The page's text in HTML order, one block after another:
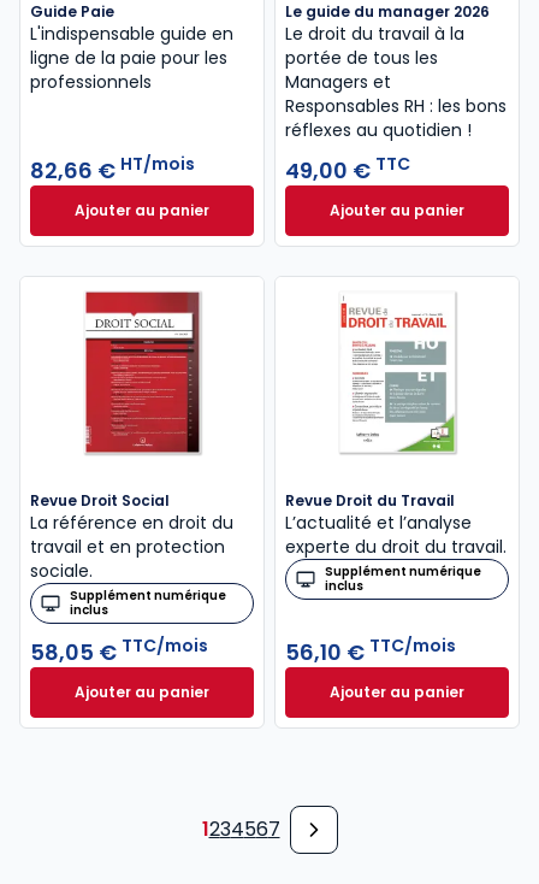
Guide Paie
L'indispensable guide en
ligne de la paie pour les
professionnels
82,66 € HT/mois
Ajouter au panierGuide Paie à 82,66 € HT/mois
Le guide du manager 2026
Le droit du travail à la
portée de tous les
Managers et
Responsables RH : les bons
réflexes au quotidien !
49,00 € TTC
Ajouter au panier
Le guide du
Revue Droit Social
La référence en droit du
travail et en protection
sociale.
Supplément numérique
inclus
58,05 € TTC/mois
Ajouter au panierRevue Droit Social à 58,05 €TTC/mois
Revue Droit du Travail
L’actualité et l’analyse
experte du droit du travail.
Supplément numérique
inclus
56,10 € TTC/mois
Ajouter au panier
Revue Droit du
1234567